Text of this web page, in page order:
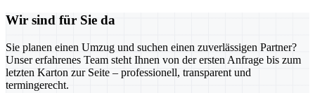
Wir sind für Sie da
Sie planen einen Umzug und suchen einen zuverlässigen Partner?
Unser erfahrenes Team steht Ihnen von der ersten Anfrage bis zum
letzten Karton zur Seite – professionell, transparent und
termingerecht.